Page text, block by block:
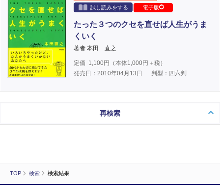
TOP 検索 検索結果
試し読みをする
電子版
たった３つのクセを直せば人生がうま
くいく
著者 本田 直之
定価 1,100円（本体1,000円＋税）
発売日：2010年04月13日
判型：四六判
再検索